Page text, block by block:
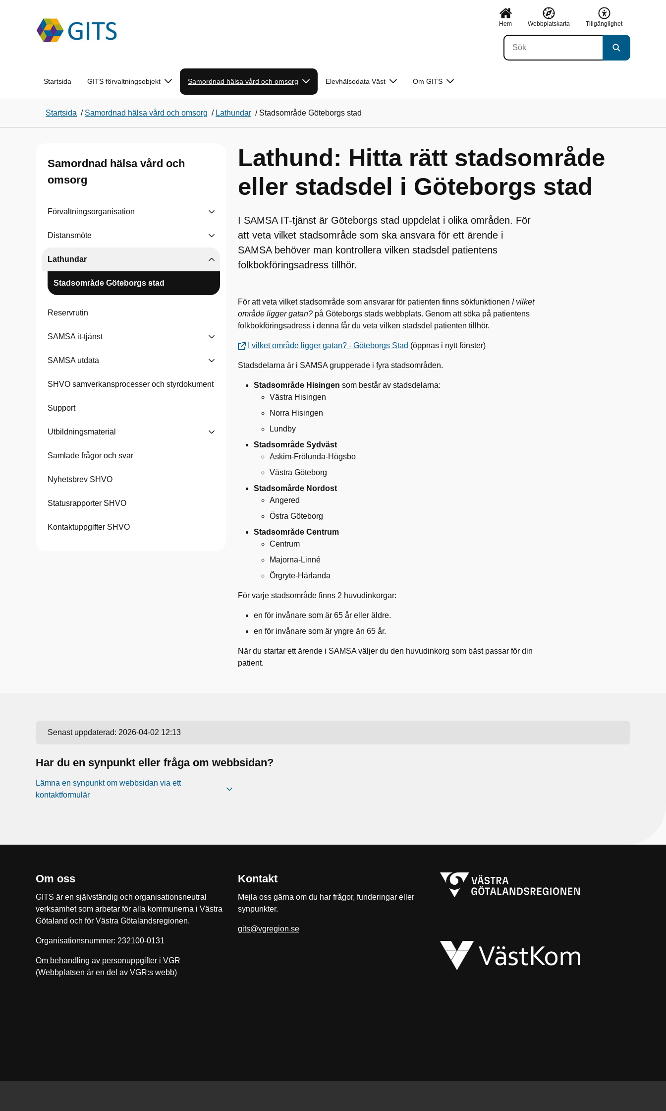
Hem Webbplatskarta Tillgänglighet
Startsida GITS förvaltningsobjekt Samordnad hälsa vård och omsorg Elevhälsodata Väst Om GITS
Startsida / Samordnad hälsa vård och omsorg / Lathundar / Stadsområde Göteborgs stad
Samordnad hälsa vård och
omsorg
Förvaltningsorganisation
Distansmöte
Lathundar
Stadsområde Göteborgs stad
Reservrutin
SAMSA it-tjänst
SAMSA utdata
SHVO samverkansprocesser och styrdokument
Support
Utbildningsmaterial
Samlade frågor och svar
Nyhetsbrev SHVO
Statusrapporter SHVO
Kontaktuppgifter SHVO
Lathund: Hitta rätt stadsområde
eller stadsdel i Göteborgs stad
I SAMSA IT-tjänst är Göteborgs stad uppdelat i olika områden. För
att veta vilket stadsområde som ska ansvara för ett ärende i
SAMSA behöver man kontrollera vilken stadsdel patientens
folkbokföringsadress tillhör.
För att veta vilket stadsområde som ansvarar för patienten finns sökfunktionen I vilket
område ligger gatan? på Göteborgs stads webbplats. Genom att söka på patientens
folkbokföringsadress i denna får du veta vilken stadsdel patienten tillhör.
I vilket område ligger gatan? - Göteborgs Stad (öppnas i nytt fönster)
Stadsdelarna är i SAMSA grupperade i fyra stadsområden.
Stadsområde Hisingen som består av stadsdelarna:
Västra Hisingen
Norra Hisingen
Lundby
Stadsområde Sydväst
Askim-Frölunda-Högsbo
Västra Göteborg
Stadsomårde Nordost
Angered
Östra Göteborg
Stadsområde Centrum
Centrum
Majorna-Linné
Örgryte-Härlanda
För varje stadsområde finns 2 huvudinkorgar:
en för invånare som är 65 år eller äldre.
en för invånare som är yngre än 65 år.
När du startar ett ärende i SAMSA väljer du den huvudinkorg som bäst passar för din
patient.
Senast uppdaterad: 2026-04-02 12:13
Har du en synpunkt eller fråga om webbsidan?
Lämna en synpunkt om webbsidan via ett
kontaktformulär
Om oss
GITS är en självständig och organisationsneutral
verksamhet som arbetar för alla kommunerna i Västra
Götaland och för Västra Götalandsregionen.
Organisationsnummer: 232100-0131
Om behandling av personuppgifter i VGR
(Webbplatsen är en del av VGR:s webb)
Kontakt
Mejla oss gärna om du har frågor, funderingar eller
synpunkter.
gits@vgregion.se